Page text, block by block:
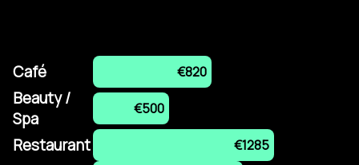
Café €820
Beauty /
Spa
€500
Restaurant €1285